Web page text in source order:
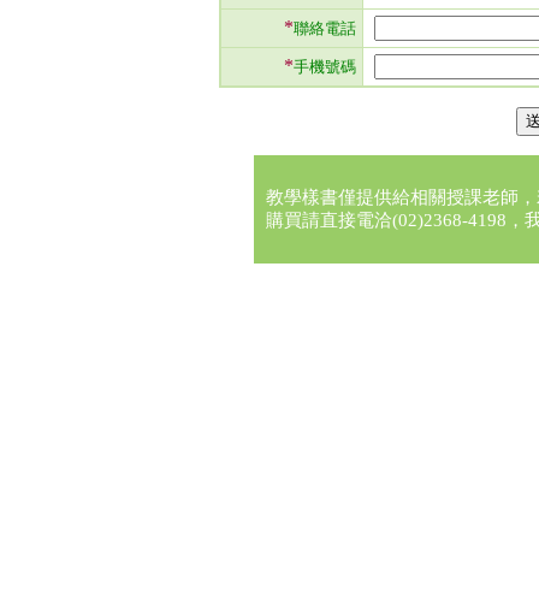
*聯絡電話
*手機號碼
教學樣書僅提供給相關授課老師
購買請直接電洽(02)2368-4198，